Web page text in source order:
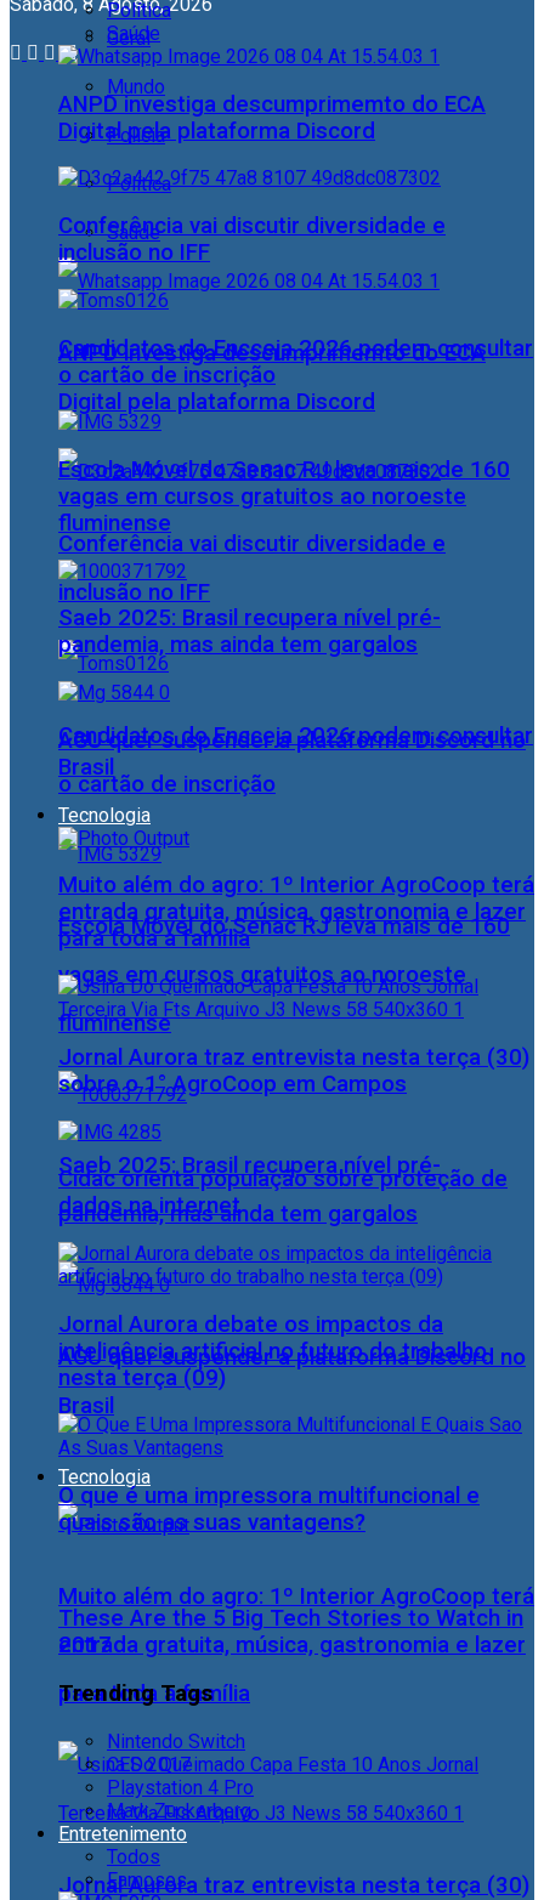
Geral
Mundo
Polícia
Política
Saúde
ANPD investiga descumprimemto do ECA
Digital pela plataforma Discord
Conferência vai discutir diversidade e
inclusão no IFF
Candidatos do Encceja 2026 podem consultar
o cartão de inscrição
Escola Móvel do Senac RJ leva mais de 160
vagas em cursos gratuitos ao noroeste
fluminense
Saeb 2025: Brasil recupera nível pré-
pandemia, mas ainda tem gargalos
AGU quer suspender a plataforma Discord no
Brasil
Tecnologia
Muito além do agro: 1º Interior AgroCoop terá
entrada gratuita, música, gastronomia e lazer
para toda a família
Jornal Aurora traz entrevista nesta terça (30)
Política
Saúde
ANPD investiga descumprimemto do ECA
Digital pela plataforma Discord
Conferência vai discutir diversidade e
inclusão no IFF
Candidatos do Encceja 2026 podem consultar
o cartão de inscrição
Escola Móvel do Senac RJ leva mais de 160
vagas em cursos gratuitos ao noroeste
fluminense
Saeb 2025: Brasil recupera nível pré-
pandemia, mas ainda tem gargalos
AGU quer suspender a plataforma Discord no
Brasil
Tecnologia
Muito além do agro: 1º Interior AgroCoop terá
entrada gratuita, música, gastronomia e lazer
para toda a família
Jornal Aurora traz entrevista nesta terça (30)
sobre o 1° AgroCoop em Campos
Cidac orienta população sobre proteção de
dados na internet
Jornal Aurora debate os impactos da
inteligência artificial no futuro do trabalho
nesta terça (09)
O que é uma impressora multifuncional e
quais são as suas vantagens?
These Are the 5 Big Tech Stories to Watch in
2017
Trending Tags
Nintendo Switch
CES 2017
Playstation 4 Pro
Mark Zuckerberg
Entretenimento
Todos
Famosos